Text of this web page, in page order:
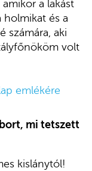
a lakást
holmikat és a
számára, aki
volt
emlékére
mi tetszett
kislánytól!